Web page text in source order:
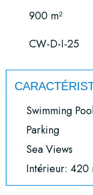
900 m²
CW-D-I-25
Swimming
Parking
Sea Views
Intérieur: 420